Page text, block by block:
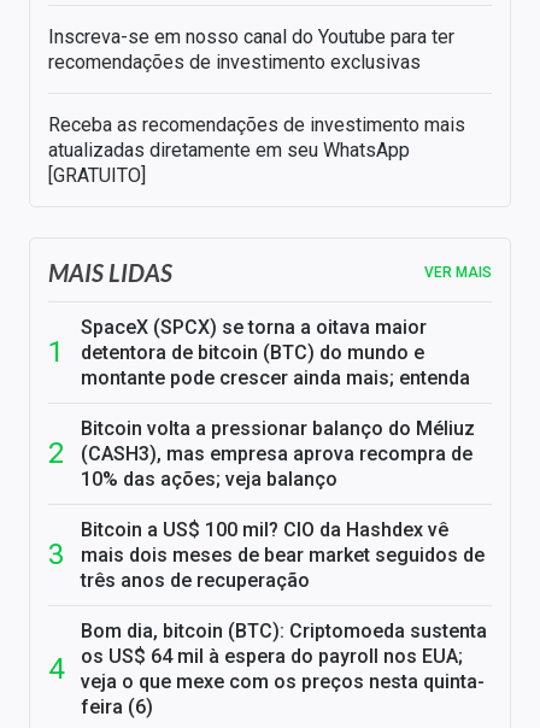
Inscreva-se em nosso canal do Youtube para ter
recomendações de investimento exclusivas
Receba as recomendações de investimento mais
atualizadas diretamente em seu WhatsApp
[GRATUITO]
MAIS LIDAS VER MAIS
SpaceX (SPCX) se torna a oitava maior
detentora de bitcoin (BTC) do mundo e
montante pode crescer ainda mais; entenda
Bitcoin volta a pressionar balanço do Méliuz
(CASH3), mas empresa aprova recompra de
10% das ações; veja balanço
Bitcoin a US$ 100 mil? CIO da Hashdex vê
mais dois meses de bear market seguidos de
três anos de recuperação
Bom dia, bitcoin (BTC): Criptomoeda sustenta
os US$ 64 mil à espera do payroll nos EUA;
veja o que mexe com os preços nesta quinta-
feira (6)